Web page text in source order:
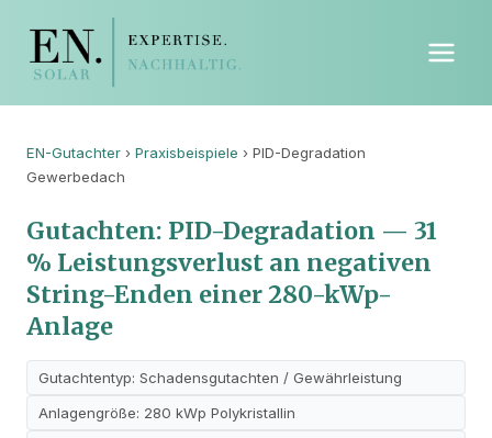
EN-Gutachter › Praxisbeispiele › PID-Degradation
Gewerbedach
Gutachten: PID-Degradation — 31
% Leistungsverlust an negativen
String-Enden einer 280-kWp-
Anlage
Gutachtentyp: Schadensgutachten / Gewährleistung
Anlagengröße: 280 kWp Polykristallin